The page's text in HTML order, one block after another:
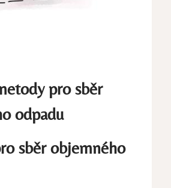
pro sběr
odpadu
sběr objemného